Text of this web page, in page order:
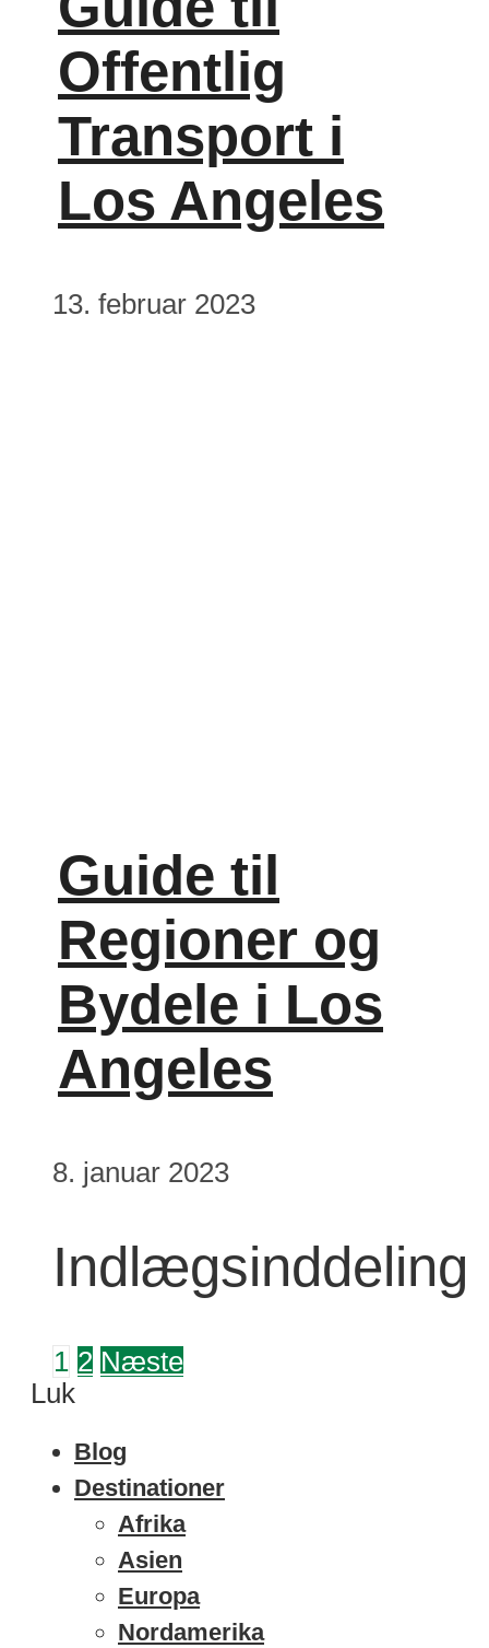
Offentlig
Transport i
Los Angeles
13. februar 2023
Guide til
Regioner og
Bydele i Los
Angeles
8. januar 2023
Indlægsinddeling
1 2 Næste
Luk
Blog
Destinationer
Afrika
Asien
Europa
Nordamerika